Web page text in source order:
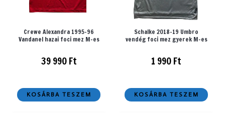
Crewe Alexandra 1995-96
Vandanel hazai foci mez M-es
39 990Ft
KOSÁRBA TESZEM
Schalke 2018-19 Umbro
vendég foci mez gyerek M-es
1 990Ft
KOSÁRBA TESZEM